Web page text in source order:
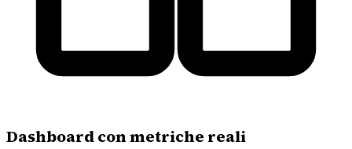
Dashboard con metriche reali